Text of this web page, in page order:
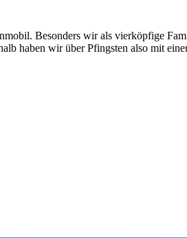
Besonders wir als vierköpfige
haben wir über Pfingsten also mit